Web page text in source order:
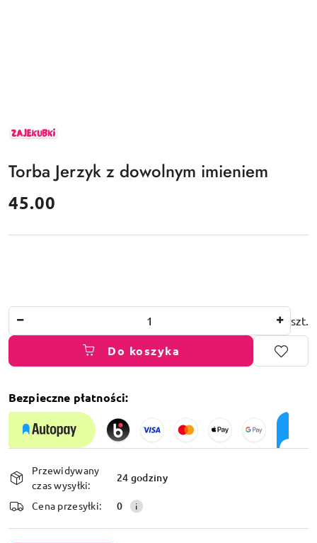
ZAJEKUBKI
Torba Jerzyk z dowolnym imieniem
cena:
45.00
szt.
Do koszyka
Bezpieczne płatności:
Dostępność
i
dostawa
Przewidywany
czas wysyłki:
24 godziny
Cena przesyłki: 0